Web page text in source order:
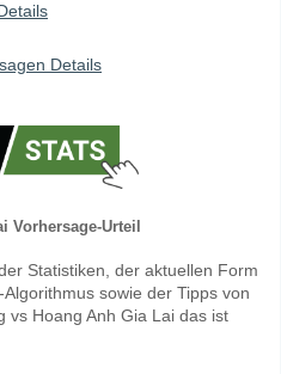
Details
Vorhersage-Urteil
Statistiken, der aktuellen Form
sowie der Tipps von
vs Hoang Anh Gia Lai das ist